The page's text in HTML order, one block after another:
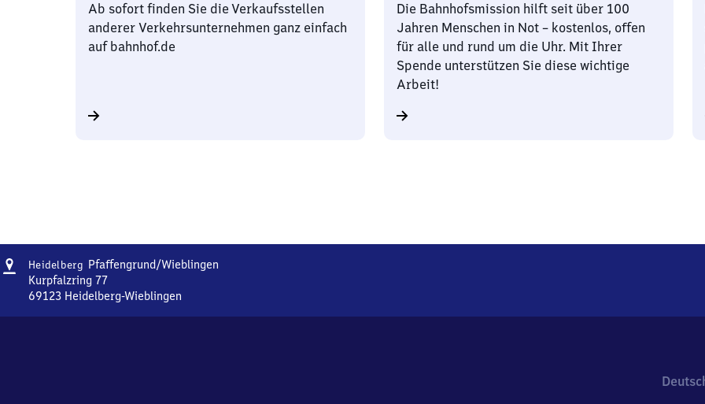
Ab sofort finden Sie die Verkaufsstellen
anderer Verkehrsunternehmen ganz einfach
auf bahnhof.de
Die Bahnhofsmission hilft seit über 100
Jahren Menschen in Not – kostenlos, offen
für alle und rund um die Uhr. Mit Ihrer
Spende unterstützen Sie diese wichtige
Arbeit!
Adresse
Heidelberg Pfaffengrund/​WieblingenHeidelberg-
Kurpfalzring 77
69123 Heidelberg-Wieblingen